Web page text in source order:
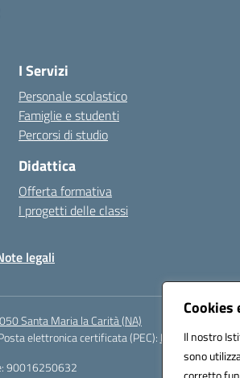
Il nostro
sono
I Servizi
Personale scolastico
Famiglie e studenti
Percorsi di studio
Didattica
Offerta formativa
I progetti delle classi
legali
Santa Maria la Carità (NA)
elettronica certificata (PEC):
90016250632